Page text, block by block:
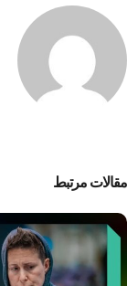
مقالات مرتبط